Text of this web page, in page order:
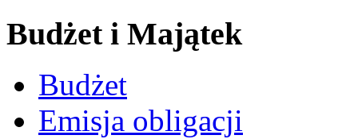
Budżet i Majątek
Budżet
Emisja obligacji